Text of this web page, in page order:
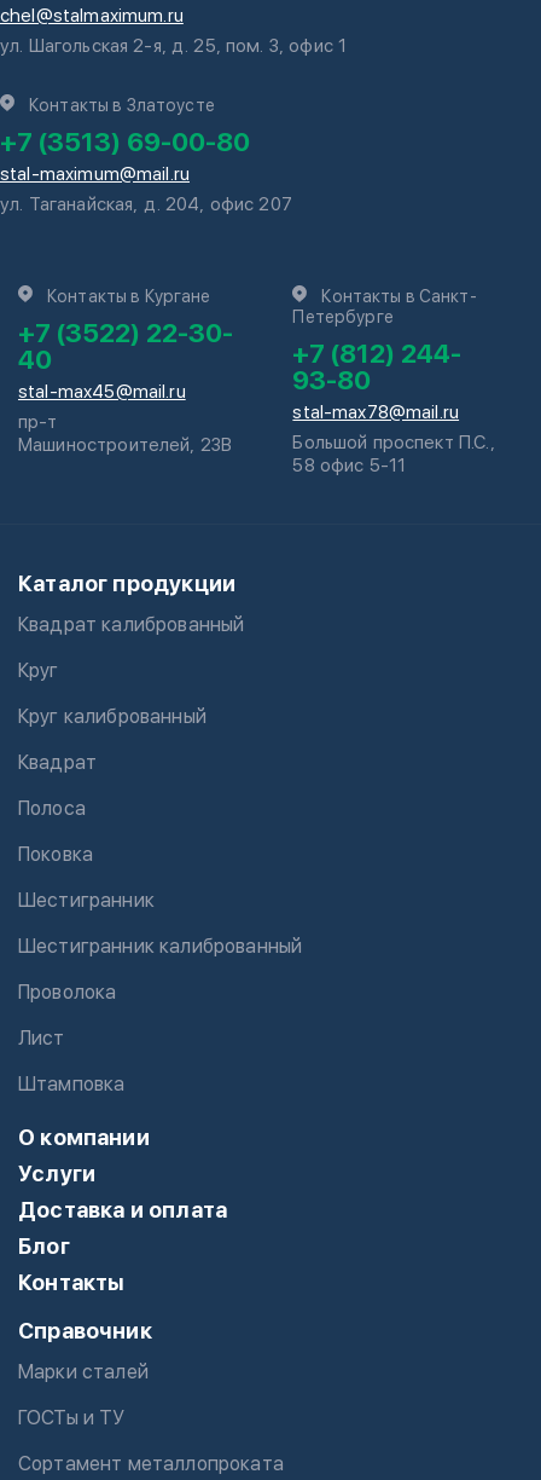
chel@stalmaximum.ru
ул. Шагольская 2-я, д. 25, пом. 3, офис 1
Контакты в Златоусте
+7 (3513) 69-00-80
stal-maximum@mail.ru
ул. Таганайская, д. 204, офис 207
Контакты в Кургане
+7 (3522) 22-30-
40
stal-max45@mail.ru
пр-т
Машиностроителей, 23В
Контакты в Санкт-
Петербурге
+7 (812) 244-
93-80
stal-max78@mail.ru
Большой проспект П.С.,
58 офис 5-11
Каталог продукции
Квадрат калиброванный
Круг
Круг калиброванный
Квадрат
Полоса
Поковка
Шестигранник
Шестигранник калиброванный
Проволока
Лист
Штамповка
О компании
Услуги
Доставка и оплата
Блог
Контакты
Справочник
Марки сталей
ГОСТы и ТУ
Сортамент металлопроката